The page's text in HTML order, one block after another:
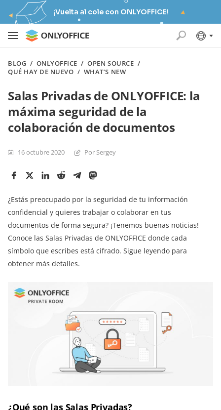
¡Vuelta al cole con ONLYOFFICE!
BLOG / ONLYOFFICE /OPEN SOURCE /
QUÉ HAY DE NUEVO / WHAT’S NEW
Salas Privadas de ONLYOFFICE: la
máxima seguridad de la
colaboración de documentos
16 octubre 2020 Por Sergey
¿Estás preocupado por la seguridad de tu información
confidencial y quieres trabajar o colaborar en tus
documentos de forma segura? ¡Tenemos buenas noticias!
Conoce las Salas Privadas de ONLYOFFICE donde cada
símbolo que escribes está cifrado. Sigue leyendo para
obtener más detalles.
¿Qué son las Salas Privadas?